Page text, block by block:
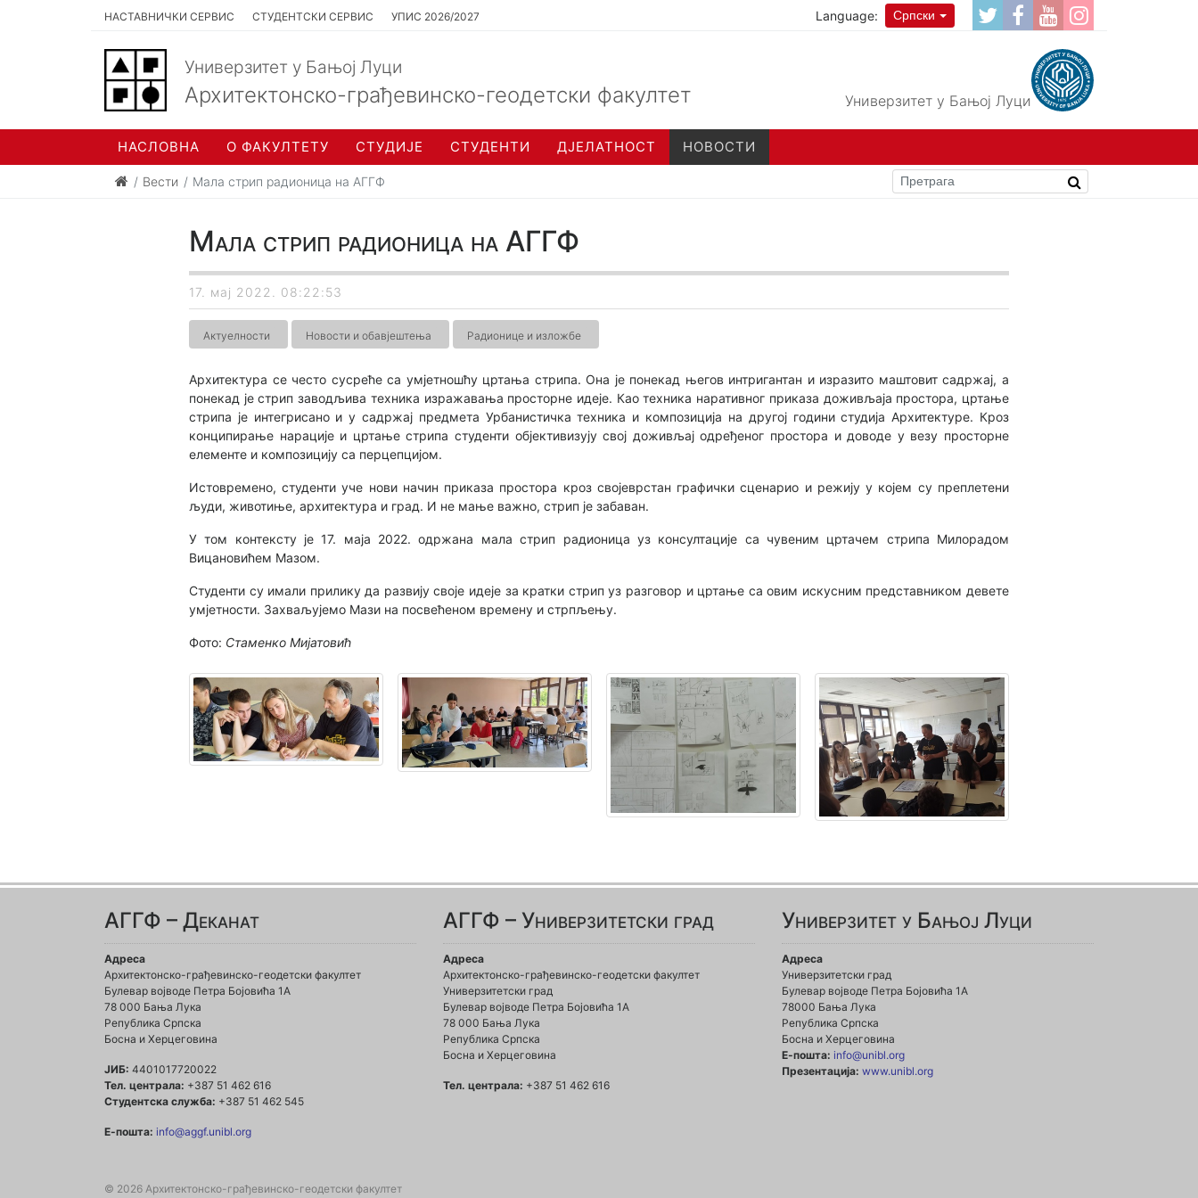
НАСТАВНИЧКИ СЕРВИС СТУДЕНТСКИ СЕРВИС УПИС 2026/2027 Language: Српски
Универзитет у Бањој Луци
Архитектонско-грађевинско-геодетски факултет Универзитет у Бањој Луци
НАСЛОВНА О ФАКУЛТЕТУ СТУДИЈЕ СТУДЕНТИ ДЈЕЛАТНОСТ НОВОСТИ
Вести Мала стрип радионица на АГГФ
Мала стрип радионица на АГГФ
17. мај 2022. 08:22:53
Актуелности Новости и обавјештења Радионице и изложбе
Архитектура се често сусреће са умјетношћу цртања стрипа. Она је понекад његов интригантан и изразито маштовит садржај, а
понекад је стрип заводљива техника изражавања просторне идеје. Као техника наративног приказа доживљаја простора, цртање
стрипа је интегрисано и у садржај предмета Урбанистичка техника и композиција на другој години студија Архитектуре. Кроз
конципирање нарације и цртање стрипа студенти објективизују свој доживљај одређеног простора и доводе у везу просторне
елементе и композицију са перцепцијом.
Истовремено, студенти уче нови начин приказа простора кроз својеврстан графички сценарио и режију у којем су преплетени
људи, животиње, архитектура и град. И не мање важно, стрип је забаван.
У том контексту је 17. маја 2022. одржана мала стрип радионица уз консултације са чувеним цртачем стрипа Милорадом
Вицановићем Мазом.
Студенти су имали прилику да развију своје идеје за кратки стрип уз разговор и цртање са овим искусним представником девете
умјетности. Захваљујемо Мази на посвећеном времену и стрпљењу.
Фото: Стаменко Мијатовић
АГГФ – Деканат
Адреса
Архитектонско-грађевинско-геодетски факултет
Булевар војводе Петра Бојовића 1A
78 000 Бања Лука
Република Српска
Босна и Херцеговина
ЈИБ: 4401017720022
Тел. централа: +387 51 462 616
Студентска служба: +387 51 462 545
Е-пошта: info@aggf.unibl.org
АГГФ – Универзитетски град
Адреса
Архитектонско-грађевинско-геодетски факултет
Универзитетски град
Булевар војводе Петра Бојовића 1A
78 000 Бања Лука
Република Српска
Босна и Херцеговина
Тел. централа: +387 51 462 616
Универзитет у Бањој Луци
Адреса
Универзитетски град
Булевар војводе Петра Бојовића 1А
78000 Бања Лука
Република Српска
Босна и Херцеговина
Е-пошта: info@unibl.org
Презентација: www.unibl.org
© 2026 Архитектонско-грађевинско-геодетски факултет